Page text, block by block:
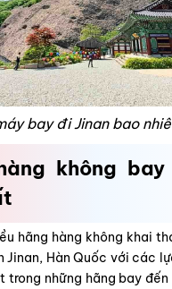
bay đi Jinan bao
không
hãng hàng không khai
Jinan, Hàn Quốc với các
trong những hãng bay đến